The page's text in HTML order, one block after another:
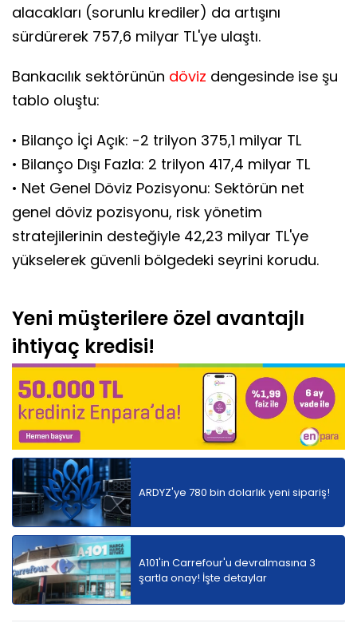
alacakları (sorunlu krediler) da artışını
sürdürerek 757,6 milyar TL'ye ulaştı.
Bankacılık sektörünün döviz dengesinde ise şu
tablo oluştu:
• Bilanço İçi Açık: -2 trilyon 375,1 milyar TL
• Bilanço Dışı Fazla: 2 trilyon 417,4 milyar TL
• Net Genel Döviz Pozisyonu: Sektörün net
genel döviz pozisyonu, risk yönetim
stratejilerinin desteğiyle 42,23 milyar TL'ye
yükselerek güvenli bölgedeki seyrini korudu.
Yeni müşterilere özel avantajlı
ihtiyaç kredisi!
ARDYZ'ye 780 bin dolarlık yeni sipariş!
A101'in Carrefour'u devralmasına 3
şartla onay! İşte detaylar